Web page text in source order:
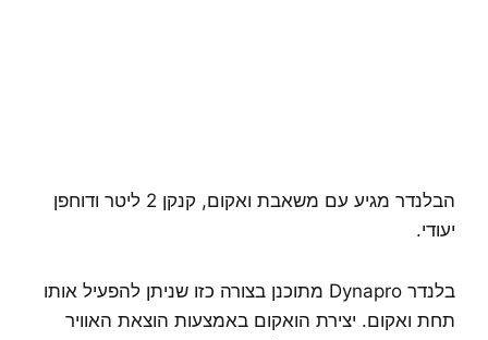
הבלנדר מגיע עם משאבת ואקום, קנקן 2 ליטר ודוחפן
יעודי.
בלנדר Dynapro מתוכנן בצורה כזו שניתן להפעיל אותו
תחת ואקום. יצירת הואקום באמצעות הוצאת האוויר